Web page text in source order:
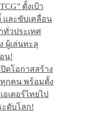
ตั้งเป้า
ละขับเคลื่อน
ทั่วประเทศ
ผู้เล่นทะลุ
น!
ปิดโอกาสสร้าง
ทุกคน พร้อมตั้ง
อเตอร์ไทยไป
ดับโลก!